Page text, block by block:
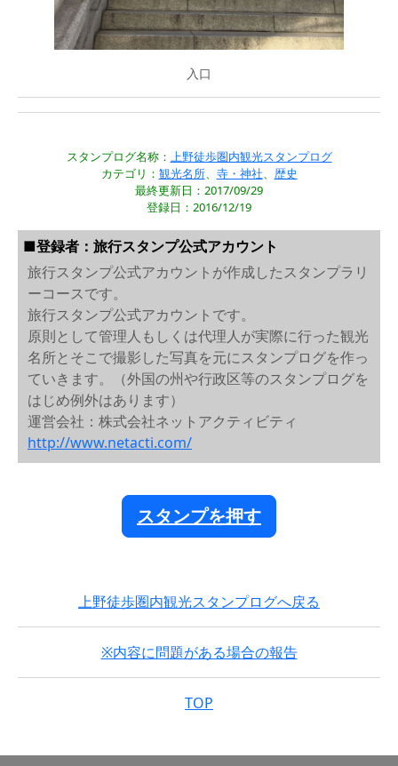
入口
スタンプログ名称： 上野徒歩圏内観光スタンプログ
カテゴリ： 観光名所、 寺・神社、 歴史
最終更新日：2017/09/29
登録日：2016/12/19
■登録者：旅行スタンプ公式アカウント
旅行スタンプ公式アカウントが作成したスタンプラリ
ーコースです。
旅行スタンプ公式アカウントです。
原則として管理人もしくは代理人が実際に行った観光
名所とそこで撮影した写真を元にスタンプログを作っ
ていきます。（外国の州や行政区等のスタンプログを
はじめ例外はあります）
運営会社：株式会社ネットアクティビティ
http://www.netacti.com/
スタンプを押す
上野徒歩圏内観光スタンプログへ戻る
※内容に問題がある場合の報告
TOP